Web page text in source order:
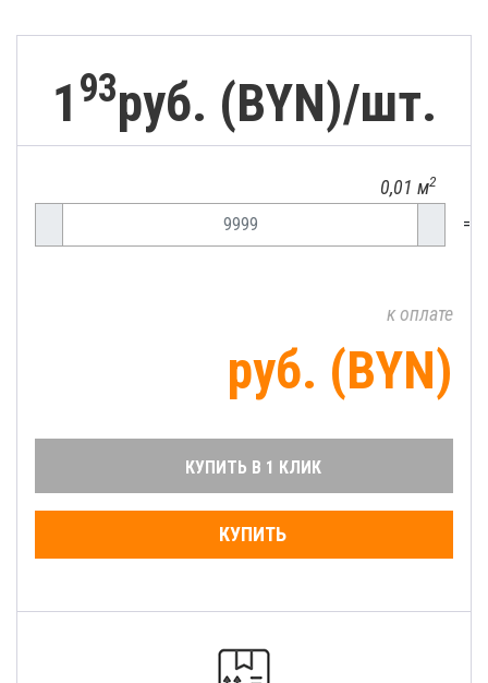
1 93руб. (BYN)/шт.
0,01 м2
=
к оплате
руб. (BYN)
КУПИТЬ В 1 КЛИК
КУПИТЬ